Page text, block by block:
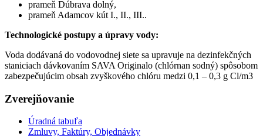
prameň Dúbrava dolný,
prameň Adamcov kút I., II., III..
Technologické postupy a úpravy vody:
Voda dodávaná do vodovodnej siete sa upravuje na dezinfekčných
staniciach dávkovaním SAVA Originalo (chlórnan sodný) spôsobom
zabezpečujúcim obsah zvyškového chlóru medzi 0,1 – 0,3 g Cl/m3
Zverejňovanie
Úradná tabuľa
Zmluvy, Faktúry, Objednávky